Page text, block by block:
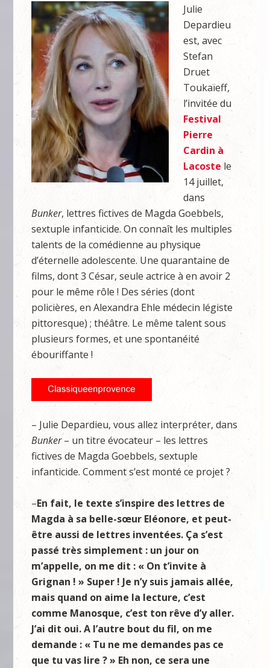
Julie
Depardieu
est, avec
Stefan
Druet
Toukaïeff,
l’invitée du
Festival
Pierre
Cardin à
Lacoste le
14 juillet,
dans
Bunker, lettres fictives de Magda Goebbels,
sextuple infanticide. On connaît les multiples
talents de la comédienne au physique
d’éternelle adolescente. Une quarantaine de
films, dont 3 César, seule actrice à en avoir 2
pour le même rôle ! Des séries (dont
policières, en Alexandra Ehle médecin légiste
pittoresque) ; théâtre. Le même talent sous
plusieurs formes, et une spontanéité
ébouriffante !
– Julie Depardieu, vous allez interpréter, dans
Bunker– un titre évocateur – les lettres
fictives de Magda Goebbels, sextuple
infanticide. Comment s’est monté ce projet ?
–En fait, le texte s’inspire des lettres de
Magda à sa belle-sœur Eléonore, et peut-
être aussi de lettres inventées. Ça s’est
passé très simplement : un jour on
m’appelle, on me dit : « On t’invite à
Grignan ! » Super ! Je n’y suis jamais allée,
mais quand on aime la lecture, c’est
comme Manosque, c’est ton rêve d’y aller.
J’ai dit oui. A l’autre bout du fil, on me
demande : « Tu ne me demandes pas ce
que tu vas lire ? » Eh non, ce sera une